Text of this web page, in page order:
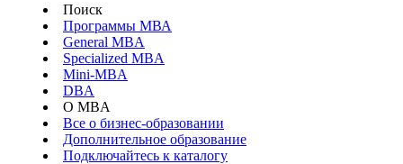
Поиск
Программы МВА
General MBA
Specialized MBA
Mini-MBA
DBA
О MBA
Все о бизнес-образовании
Дополнительное образование
Подключайтесь к каталогу